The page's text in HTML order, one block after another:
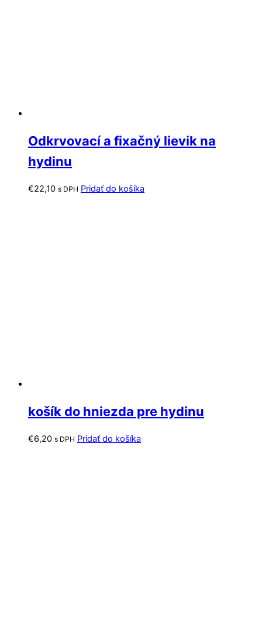
Odkrvovací a fixačný lievik na
hydinu
€22,10 s DPH Pridať do košíka
košík do hniezda pre hydinu
€6,20 s DPH Pridať do košíka